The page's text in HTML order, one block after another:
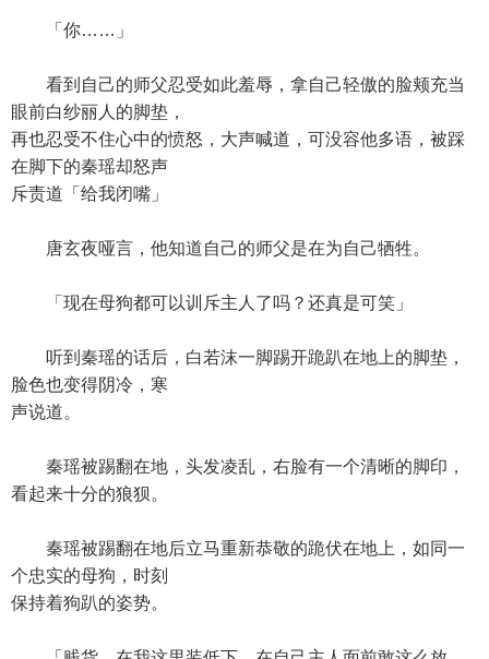
「你……」
看到自己的师父忍受如此羞辱，拿自己轻傲的脸颊充当
眼前白纱丽人的脚垫，
再也忍受不住心中的愤怒，大声喊道，可没容他多语，被踩
在脚下的秦瑶却怒声
斥责道「给我闭嘴」
唐玄夜哑言，他知道自己的师父是在为自己牺牲。
「现在母狗都可以训斥主人了吗？还真是可笑」
听到秦瑶的话后，白若沫一脚踢开跪趴在地上的脚垫，
脸色也变得阴冷，寒
声说道。
秦瑶被踢翻在地，头发凌乱，右脸有一个清晰的脚印，
看起来十分的狼狈。
秦瑶被踢翻在地后立马重新恭敬的跪伏在地上，如同一
个忠实的母狗，时刻
保持着狗趴的姿势。